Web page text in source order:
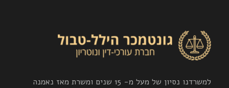
למשרדנו נסיון של מעל מ- 15 שנים ומשרת מאז נאמנה